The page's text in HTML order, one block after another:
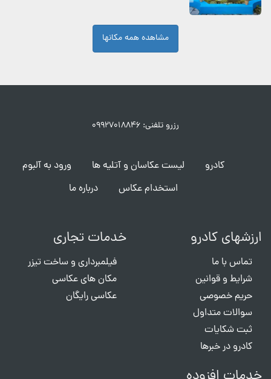
مشاهده همه مکانها
رزرو تلفنی: ۰۹۹۲۷۰۱۸۸۴۶
کادرو لیست عکاسان و آتلیه ها
ورود به آلبوم
استخدام عکاس
درباره ما
ارزشهای کادرو
تماس با ما
شرایط و قوانین
حریم خصوصی
سوالات متداول
ثبت شکایات
کادرو در خبرها
خدمات تجاری
فیلمبرداری و ساخت تیزر
مکان های عکاسی
عکاسی رایگان